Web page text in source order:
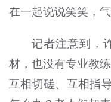
在一起说说笑笑，
记者注意到，
材，也没有专业教
互相切磋、互相指